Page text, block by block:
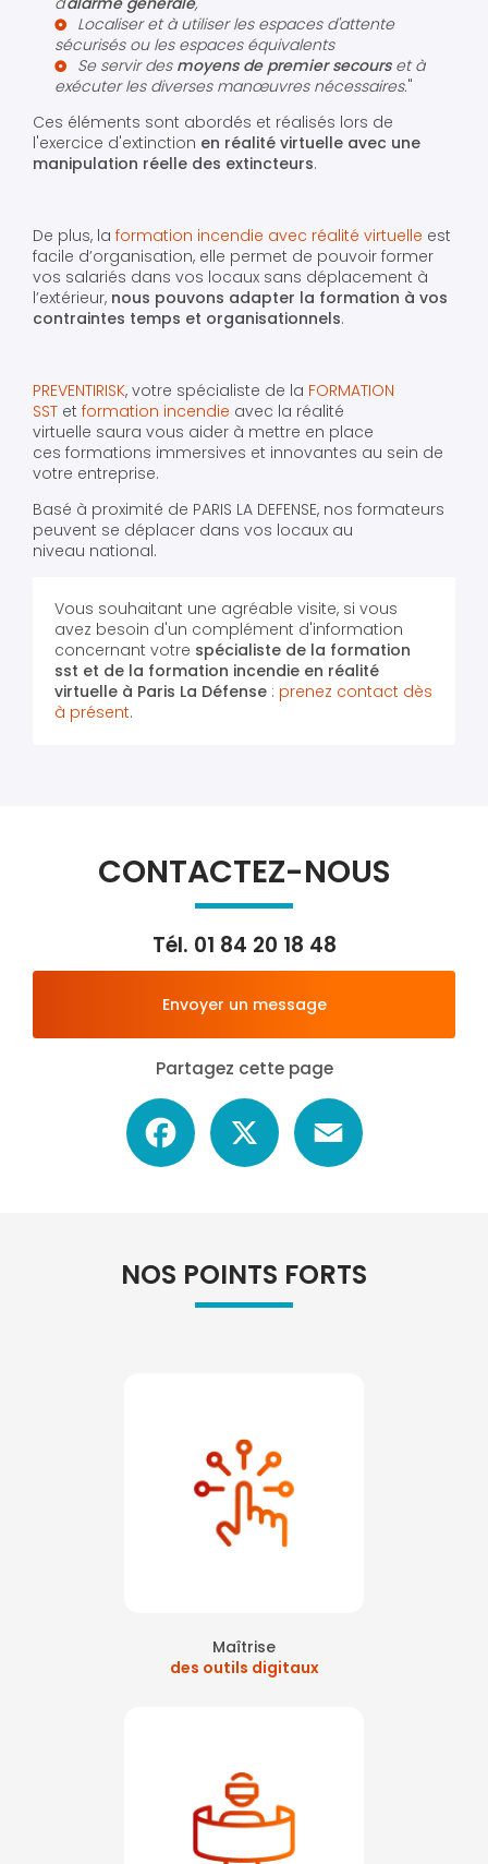
Localiser et à utiliser les espaces d'attente
sécurisés ou les espaces équivalents
Se servir des moyens de premier secourset à
exécuter les diverses manœuvres nécessaires."
Ces éléments sont abordés et réalisés lors de
l'exercice d'extinction en réalité virtuelle avec une
manipulation réelle des extincteurs.
De plus, la formation incendie avec réalité virtuelle est
facile d’organisation, elle permet de pouvoir former
vos salariés dans vos locaux sans déplacement à
l’extérieur, nous pouvons adapter la formation à vos
contraintes temps et organisationnels.
PREVENTIRISK, votre spécialiste de la FORMATION
SST et formation incendie avec la réalité
virtuelle saura vous aider à mettre en place
ces formations immersives et innovantes au sein de
votre entreprise.
Basé à proximité de PARIS LA DEFENSE, nos formateurs
peuvent se déplacer dans vos locaux au
niveau national.
Vous souhaitant une agréable visite, si vous
avez besoin d'un complément d'information
concernant votre spécialiste de la formation
sst et de la formation incendie en réalité
virtuelle à Paris La Défense : prenez contact dès
à présent.
CONTACTEZ-NOUS
Tél. 01 84 20 18 48
Envoyer un message
Partagez cette page
Facebook
NOS POINTS FORTS
Maîtrise
des outils digitaux